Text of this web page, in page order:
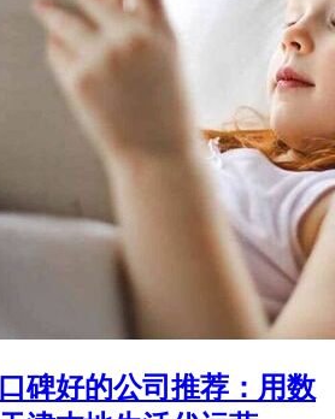
碑好的公司推荐：用数